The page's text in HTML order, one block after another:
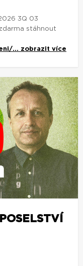
3Q 03
stáhnout
... zobrazit více